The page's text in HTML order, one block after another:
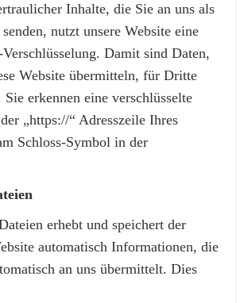
Inhalte, die Sie an uns als
nutzt unsere Website eine
Damit sind Daten,
Website übermitteln, für Dritte
erkennen eine verschlüsselte
„https://“ Adresszeile Ihres
Schloss-Symbol in der
erhebt und speichert der
automatisch Informationen, die
an uns übermittelt. Dies